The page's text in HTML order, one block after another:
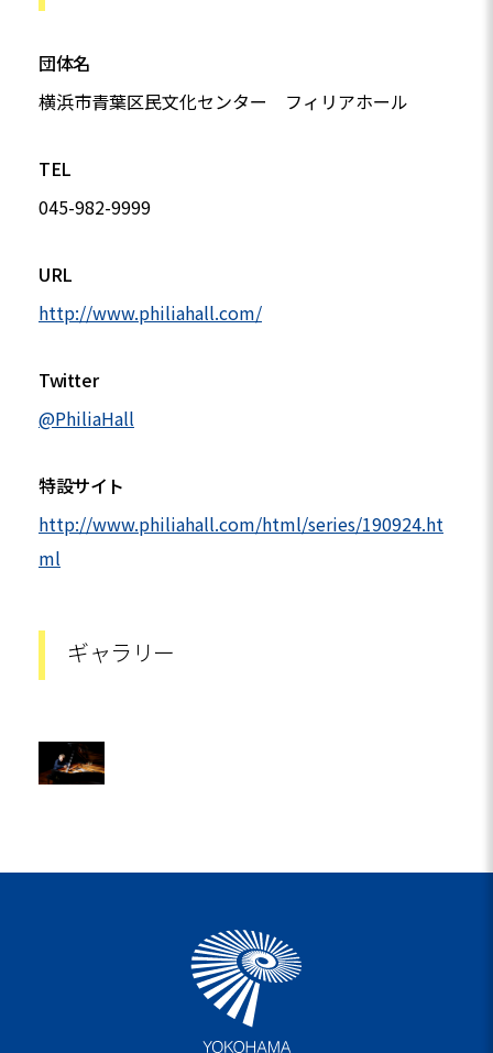
団体名
横浜市青葉区民文化センター フィリアホール
TEL
045-982-9999
URL
http://www.philiahall.com/
Twitter
@PhiliaHall
特設サイト
http://www.philiahall.com/html/series/190924.ht
ml
ギャラリー